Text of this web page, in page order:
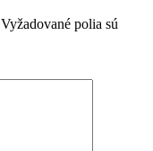
Vyžadované polia sú